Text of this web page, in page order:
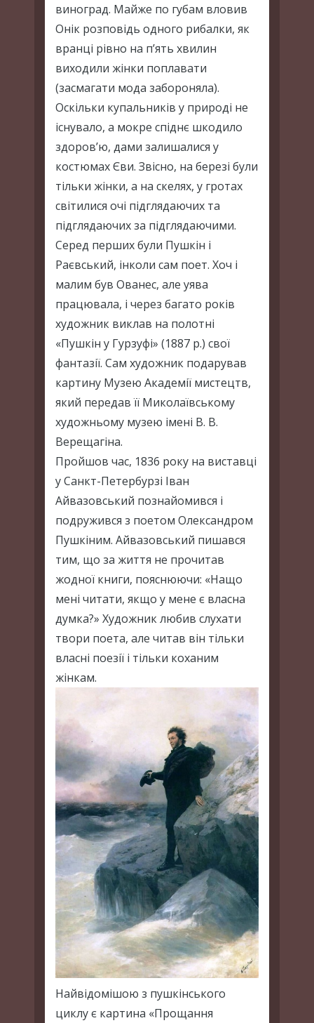
виноград. Майже по губам вловив
Онік розповідь одного рибалки, як
вранці рівно на п’ять хвилин
виходили жінки поплавати
(засмагати мода забороняла).
Оскільки купальників у природі не
існувало, а мокре спіднє шкодило
здоров’ю, дами залишалися у
костюмах Єви. Звісно, на березі були
тільки жінки, а на скелях, у гротах
світилися очі підглядаючих та
підглядаючих за підглядаючими.
Серед перших були Пушкін і
Раєвський, інколи сам поет. Хоч і
малим був Ованес, але уява
працювала, і через багато років
художник виклав на полотні
«Пушкін у Гурзуфі» (1887 р.) свої
фантазії. Сам художник подарував
картину Музею Академії мистецтв,
який передав її Миколаївському
художньому музею імені В. В.
Верещагіна.
Пройшов час, 1836 року на виставці
у Санкт-Петербурзі Іван
Айвазовський познайомився і
подружився з поетом Олександром
Пушкіним. Айвазовський пишався
тим, що за життя не прочитав
жодної книги, пояснюючи: «Нащо
мені читати, якщо у мене є власна
думка?» Художник любив слухати
твори поета, але читав він тільки
власні поезії і тільки коханим
жінкам.
Найвідомішою з пушкінського
циклу є картина «Прощання